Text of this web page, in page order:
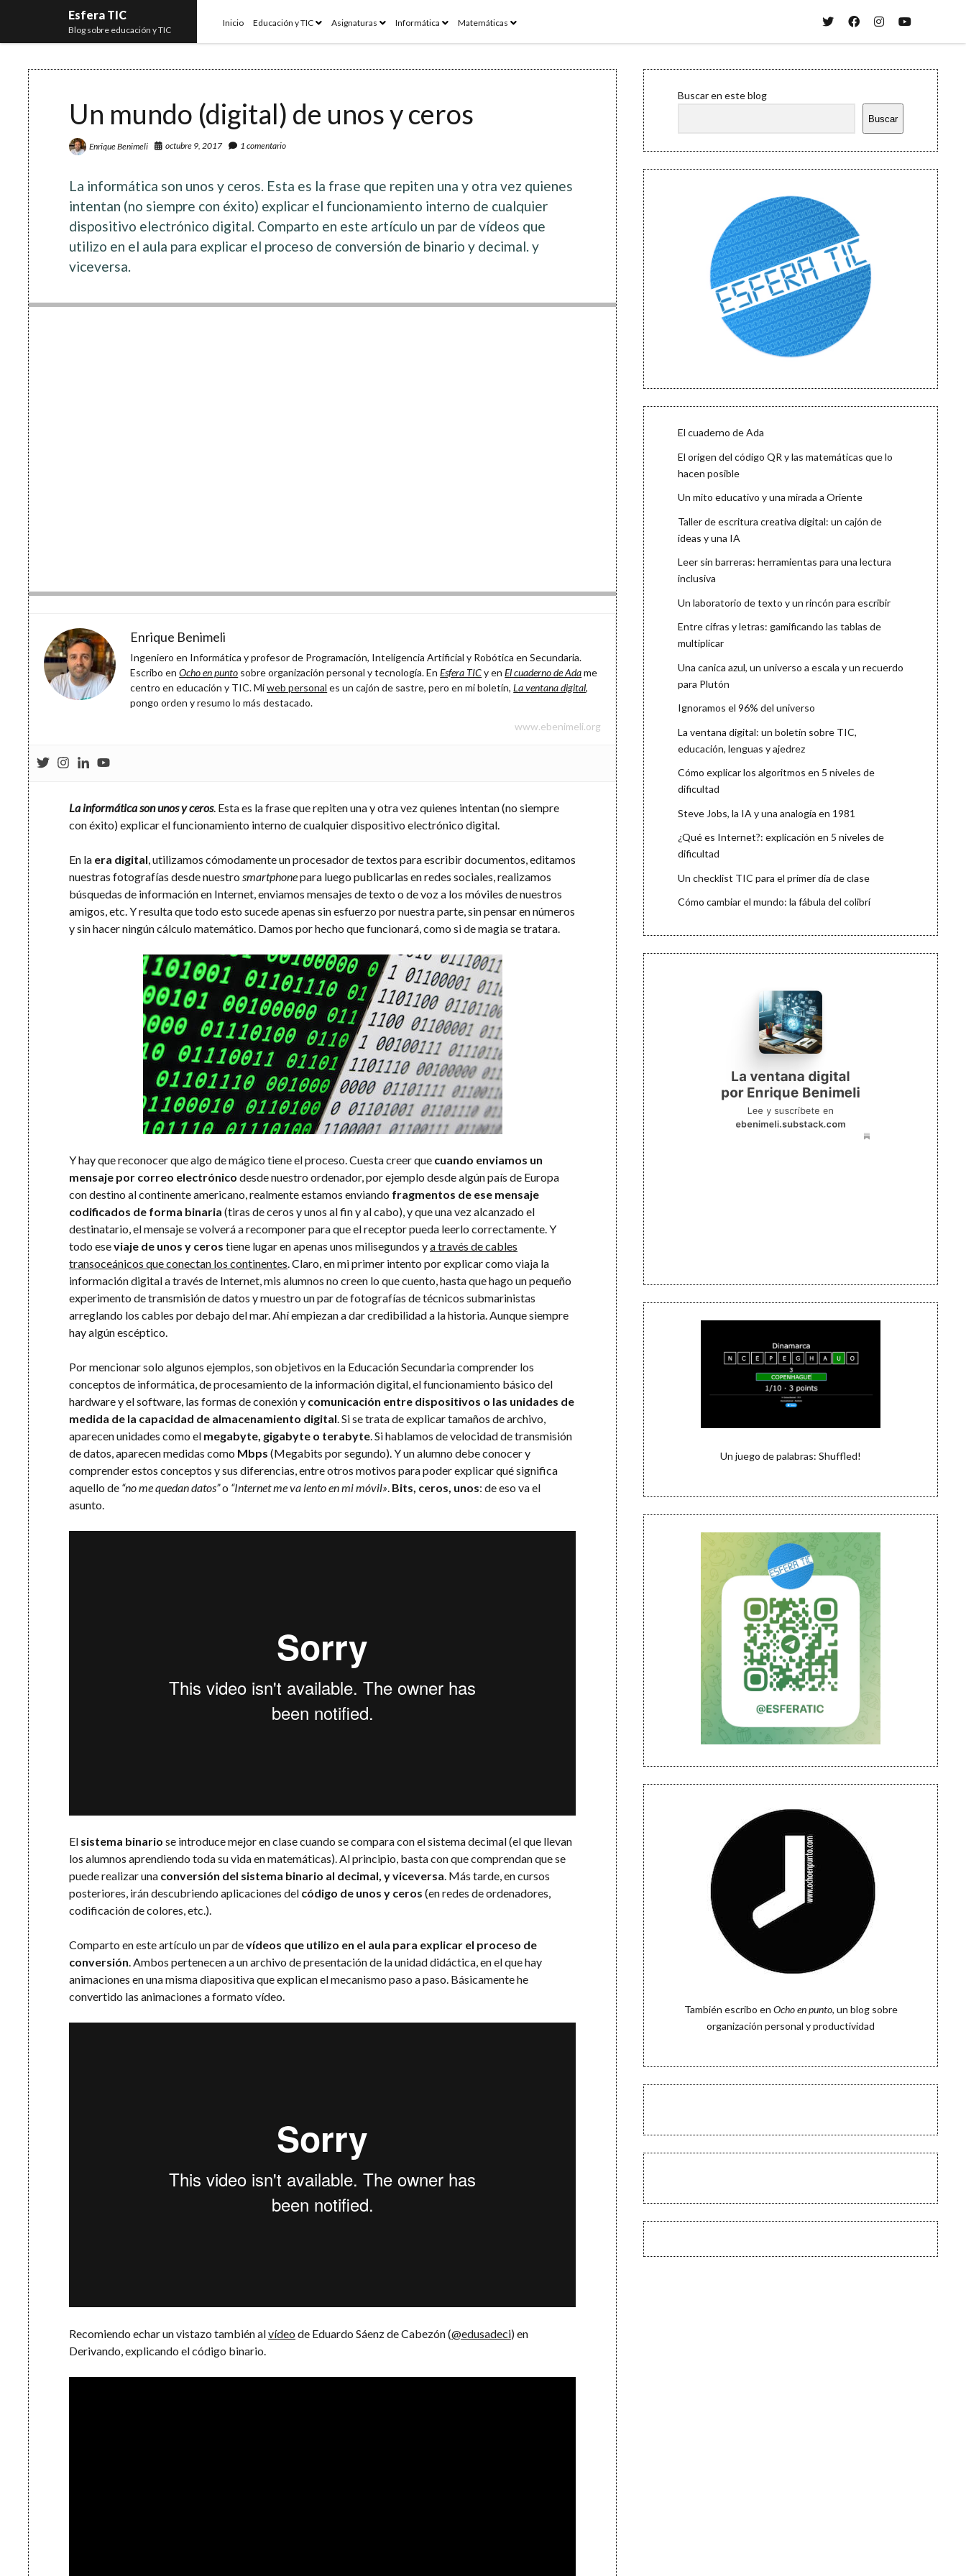
Esfera TIC
Blog sobre educación y TIC
Inicio Educación y TIC openAsignaturas openInformática openMatemáticas open
twitterfacebook
instagramyoutube
Un mundo (digital) de unos y ceros
Enrique Benimeli octubre 9, 2017 1 comentario
La informática son unos y ceros. Esta es la frase que repiten una y otra vez quienes
intentan (no siempre con éxito) explicar el funcionamiento interno de cualquier
dispositivo electrónico digital. Comparto en este artículo un par de vídeos que
utilizo en el aula para explicar el proceso de conversión de binario y decimal. y
viceversa.
Enrique Benimeli
Ingeniero en Informática y profesor de Programación, Inteligencia Artificial y Robótica en Secundaria.
Escribo enOcho en punto sobre organización personal y tecnología. EnEsfera TICy enEl cuaderno de Adame
centro en educación y TIC. Miweb personal es un cajón de sastre, pero en mi boletín,La ventana digital,
pongo orden y resumo lo más destacado.
www.ebenimeli.org
La informática son unos y ceros. Esta es la frase que repiten una y otra vez quienes intentan (no siempre
con éxito) explicar el funcionamiento interno de cualquier dispositivo electrónico digital.
En la era digital, utilizamos cómodamente un procesador de textos para escribir documentos, editamos
nuestras fotografías desde nuestro smartphonepara luego publicarlas en redes sociales, realizamos
búsquedas de información en Internet, enviamos mensajes de texto o de voz a los móviles de nuestros
amigos, etc. Y resulta que todo esto sucede apenas sin esfuerzo por nuestra parte, sin pensar en números
y sin hacer ningún cálculo matemático. Damos por hecho que funcionará, como si de magia se tratara.
Y hay que reconocer que algo de mágico tiene el proceso. Cuesta creer que cuando enviamos un
mensaje por correo electrónico desde nuestro ordenador, por ejemplo desde algún país de Europa
con destino al continente americano, realmente estamos enviando fragmentos de ese mensaje
codificados de forma binaria (tiras de ceros y unos al fin y al cabo), y que una vez alcanzado el
destinatario, el mensaje se volverá a recomponer para que el receptor pueda leerlo correctamente. Y
todo eseviaje de unos y ceros tiene lugar en apenas unos milisegundos ya través de cables
transoceánicos que conectan los continentes. Claro, en mi primer intento por explicar como viaja la
información digital a través de Internet, mis alumnos no creen lo que cuento, hasta que hago un pequeño
experimento de transmisión de datos y muestro un par de fotografías de técnicos submarinistas
arreglando los cables por debajo del mar. Ahí empiezan a dar credibilidad a la historia. Aunque siempre
hay algún escéptico.
Por mencionar solo algunos ejemplos, son objetivos en la Educación Secundaria comprender los
conceptos de informática, de procesamiento de la información digital, el funcionamiento básico del
hardware y el software, las formas de conexión y comunicación entre dispositivos o las unidades de
medida de la capacidad de almacenamiento digital. Si se trata de explicar tamaños de archivo,
aparecen unidades como el megabyte, gigabyte o terabyte. Si hablamos de velocidad de transmisión
de datos, aparecen medidas como Mbps (Megabits por segundo). Y un alumno debe conocer y
comprender estos conceptos y sus diferencias, entre otros motivos para poder explicar qué significa
aquello de “no me quedan datos”o “Internet me va lento en mi móvil». Bits, ceros, unos: de eso va el
asunto.
El sistema binario se introduce mejor en clase cuando se compara con el sistema decimal (el que llevan
los alumnos aprendiendo toda su vida en matemáticas). Al principio, basta con que comprendan que se
puede realizar una conversión del sistema binario al decimal, y viceversa. Más tarde, en cursos
posteriores, irán descubriendo aplicaciones del código de unos y ceros (en redes de ordenadores,
codificación de colores, etc.).
Comparto en este artículo un par devídeos que utilizo en el aula para explicar el proceso de
conversión. Ambos pertenecen a un archivo de presentación de la unidad didáctica, en el que hay
animaciones en una misma diapositiva que explican el mecanismo paso a paso. Básicamente he
convertido las animaciones a formato vídeo.
Recomiendo echar un vistazo también alvídeo de Eduardo Sáenz de Cabezón (@edusadeci) en
Derivando, explicando el código binario.
Sidebar
Buscar en este blog
Buscar
El cuaderno de Ada
El origen del código QR y las matemáticas que lo
hacen posible
Un mito educativo y una mirada a Oriente
Taller de escritura creativa digital: un cajón de
ideas y una IA
Leer sin barreras: herramientas para una lectura
inclusiva
Un laboratorio de texto y un rincón para escribir
Entre cifras y letras: gamificando las tablas de
multiplicar
Una canica azul, un universo a escala y un recuerdo
para Plutón
Ignoramos el 96% del universo
La ventana digital: un boletín sobre TIC,
educación, lenguas y ajedrez
Cómo explicar los algoritmos en 5 niveles de
dificultad
Steve Jobs, la IA y una analogía en 1981
¿Qué es Internet?: explicación en 5 niveles de
dificultad
Un checklist TIC para el primer día de clase
Cómo cambiar el mundo: la fábula del colibrí
Un juego de palabras: Shuffled!
También escribo en Ocho en punto, un blog sobre
organización personal y productividad